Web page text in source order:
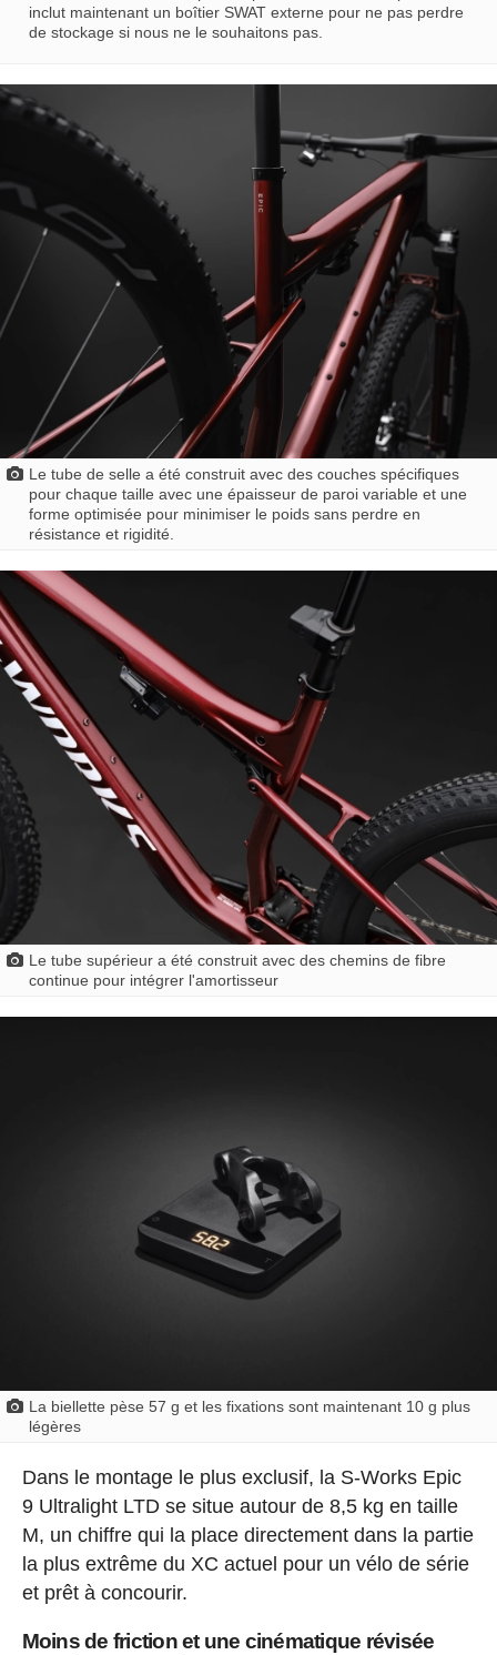
inclut maintenant un boîtier SWAT externe pour ne pas perdre
de stockage si nous ne le souhaitons pas.
Le tube de selle a été construit avec des couches spécifiques
pour chaque taille avec une épaisseur de paroi variable et une
forme optimisée pour minimiser le poids sans perdre en
résistance et rigidité.
Le tube supérieur a été construit avec des chemins de fibre
continue pour intégrer l'amortisseur
La biellette pèse 57 g et les fixations sont maintenant 10 g plus
légères
Dans le montage le plus exclusif, la S-Works Epic
9 Ultralight LTD se situe autour de 8,5 kg en taille
M, un chiffre qui la place directement dans la partie
la plus extrême du XC actuel pour un vélo de série
et prêt à concourir.
Moins de friction et une cinématique révisée